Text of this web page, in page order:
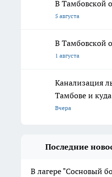
В Тамбовской
5 августа
В Тамбовской
1 августа
Канализация
Тамбове и
Вчера
Последние
В лагере "Сосновый